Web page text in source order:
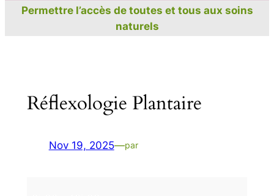
Permettre l’accès de toutes et tous aux soins
naturels
Réflexologie Plantaire
Nov 19, 2025—par